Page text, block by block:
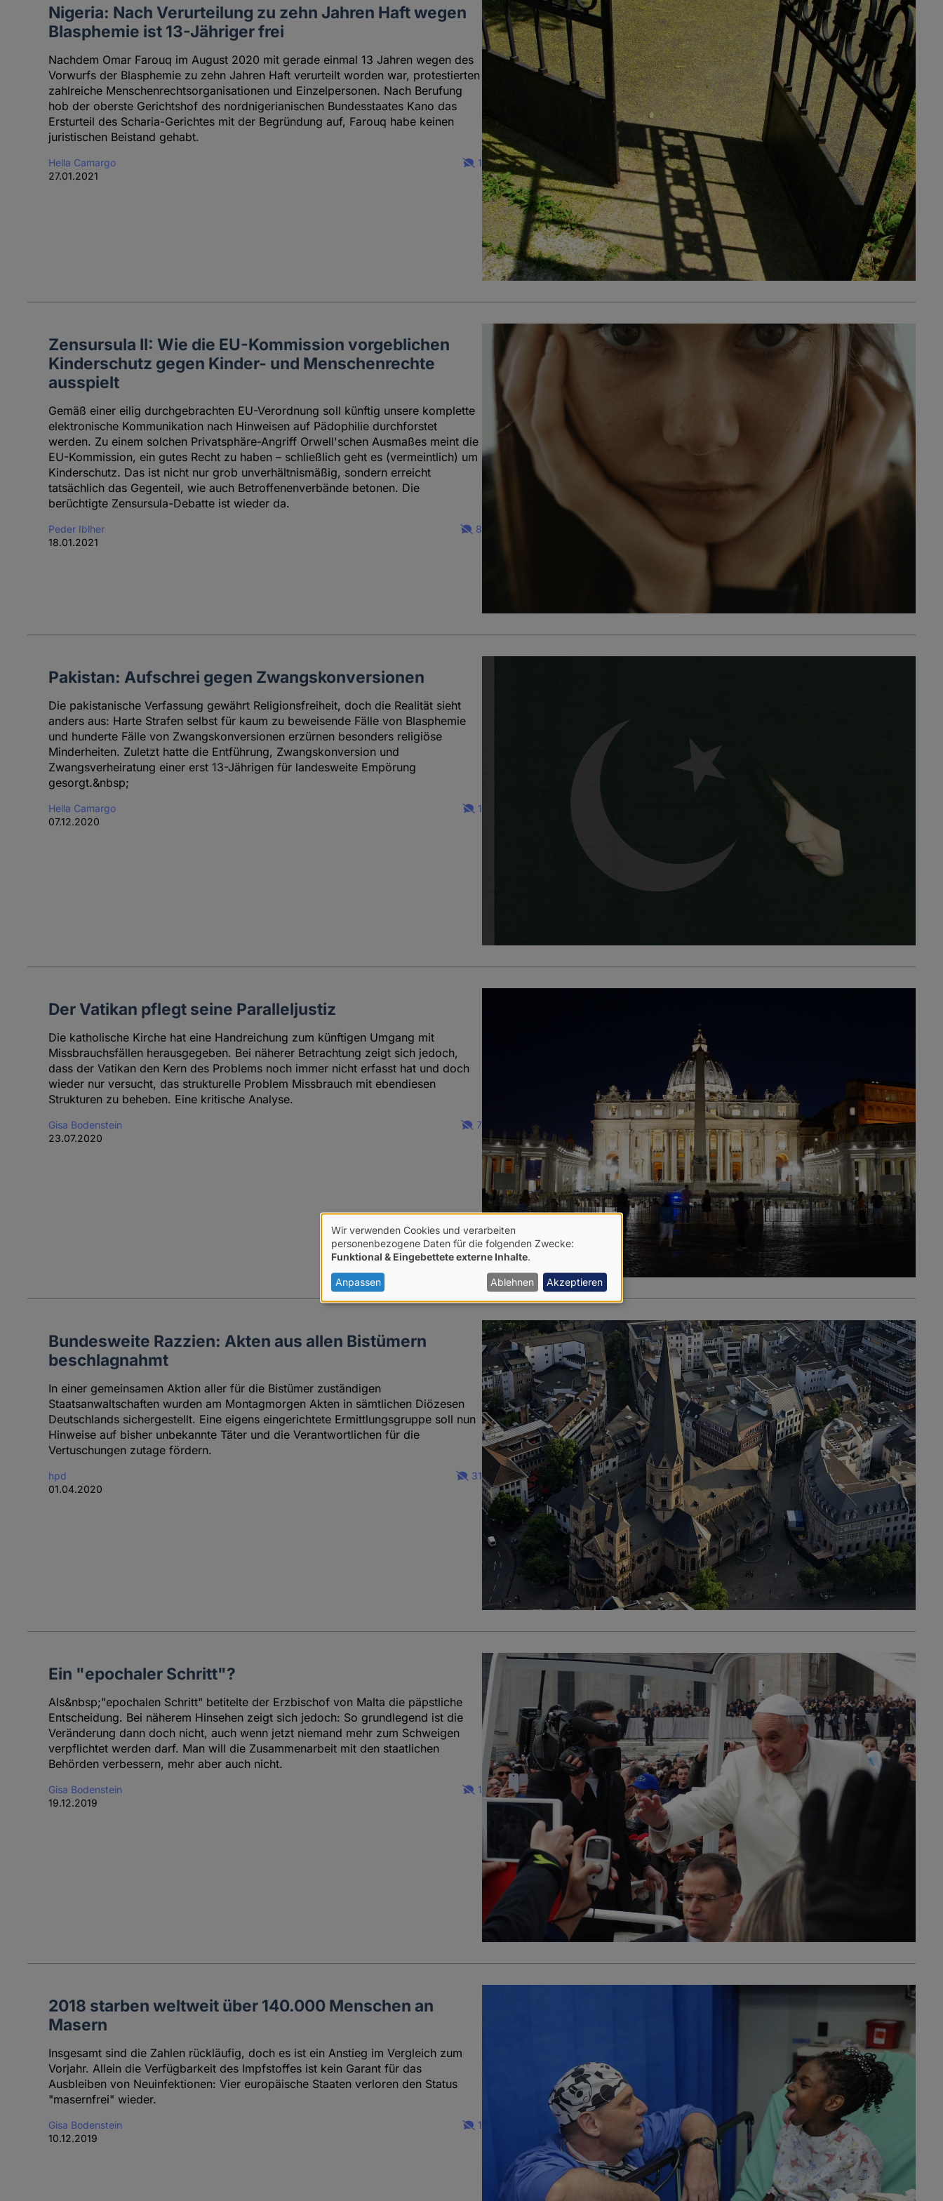
Nigeria: Nach Verurteilung zu zehn Jahren Haft wegen
Blasphemie ist 13-Jähriger frei
Nachdem Omar Farouq im August 2020 mit gerade einmal 13 Jahren wegen des
Vorwurfs der Blasphemie zu zehn Jahren Haft verurteilt worden war, protestierten
zahlreiche Menschenrechtsorganisationen und Einzelpersonen. Nach Berufung
hob der oberste Gerichtshof des nordnigerianischen Bundesstaates Kano das
Ersturteil des Scharia-Gerichtes mit der Begründung auf, Farouq habe keinen
juristischen Beistand gehabt.
Hella Camargo
27.01.2021
1
Zensursula II: Wie die EU-Kommission vorgeblichen
Kinderschutz gegen Kinder- und Menschenrechte
ausspielt
Gemäß einer eilig durchgebrachten EU-Verordnung soll künftig unsere komplette
elektronische Kommunikation nach Hinweisen auf Pädophilie durchforstet
werden. Zu einem solchen Privatsphäre-Angriff Orwell'schen Ausmaßes meint die
EU-Kommission, ein gutes Recht zu haben – schließlich geht es (vermeintlich) um
Kinderschutz. Das ist nicht nur grob unverhältnismäßig, sondern erreicht
tatsächlich das Gegenteil, wie auch Betroffenenverbände betonen. Die
berüchtigte Zensursula-Debatte ist wieder da.
Peder Iblher
18.01.2021
8
Pakistan: Aufschrei gegen Zwangskonversionen
Die pakistanische Verfassung gewährt Religionsfreiheit, doch die Realität sieht
anders aus: Harte Strafen selbst für kaum zu beweisende Fälle von Blasphemie
und hunderte Fälle von Zwangskonversionen erzürnen besonders religiöse
Minderheiten. Zuletzt hatte die Entführung, Zwangskonversion und
Zwangsverheiratung einer erst 13-Jährigen für landesweite Empörung
gesorgt.&nbsp;
Hella Camargo
07.12.2020
1
Der Vatikan pflegt seine Paralleljustiz
Die katholische Kirche hat eine Handreichung zum künftigen Umgang mit
Missbrauchsfällen herausgegeben. Bei näherer Betrachtung zeigt sich jedoch,
dass der Vatikan den Kern des Problems noch immer nicht erfasst hat und doch
wieder nur versucht, das strukturelle Problem Missbrauch mit ebendiesen
Strukturen zu beheben. Eine kritische Analyse.
Gisa Bodenstein
23.07.2020
7
Bundesweite Razzien: Akten aus allen Bistümern
beschlagnahmt
In einer gemeinsamen Aktion aller für die Bistümer zuständigen
Staatsanwaltschaften wurden am Montagmorgen Akten in sämtlichen Diözesen
Deutschlands sichergestellt. Eine eigens eingerichtete Ermittlungsgruppe soll nun
Hinweise auf bisher unbekannte Täter und die Verantwortlichen für die
Vertuschungen zutage fördern.
hpd
01.04.2020
31
Ein "epochaler Schritt"?
Als&nbsp;"epochalen Schritt" betitelte der Erzbischof von Malta die päpstliche
Entscheidung. Bei näherem Hinsehen zeigt sich jedoch: So grundlegend ist die
Veränderung dann doch nicht, auch wenn jetzt niemand mehr zum Schweigen
verpflichtet werden darf. Man will die Zusammenarbeit mit den staatlichen
Behörden verbessern, mehr aber auch nicht.
Gisa Bodenstein
19.12.2019
1
2018 starben weltweit über 140.000 Menschen an
Masern
Insgesamt sind die Zahlen rückläufig, doch es ist ein Anstieg im Vergleich zum
Vorjahr. Allein die Verfügbarkeit des Impfstoffes ist kein Garant für das
Ausbleiben von Neuinfektionen: Vier europäische Staaten verloren den Status
"masernfrei" wieder.
Gisa Bodenstein
10.12.2019
1
Verwendung
von
personenbezogenen
Daten
Cookies
Wir verwenden Cookies und verarbeiten
personenbezogene Daten für die folgenden Zwecke:
Funktional & Eingebettete externe Inhalte
Anpassen Ablehnen Akzeptieren